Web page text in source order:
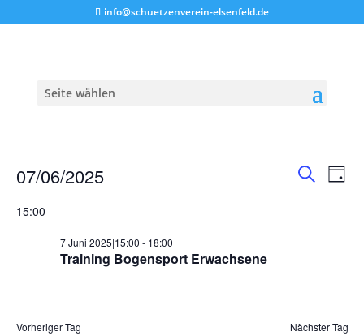
info@schuetzenverein-elsenfeld.de
Seite wählen
Veranstaltungen
7
2025
Tag
07/06/2025
wählen.
15:00
Training Bogensport Erwachsene
7 Juni 2025|15:00 - 18:00
Vorheriger Tag Nächster Tag